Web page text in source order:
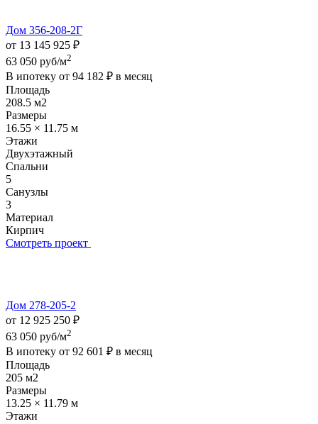
Дом 356-208-2Г
от 13 145 925 ₽
63 050 руб/м2
В ипотеку от 94 182 ₽ в месяц
Площадь
208.5 м2
Размеры
16.55 × 11.75 м
Этажи
Двухэтажный
Спальни
5
Санузлы
3
Материал
Кирпич
Смотреть проект
Дом 278-205-2
от 12 925 250 ₽
63 050 руб/м2
В ипотеку от 92 601 ₽ в месяц
Площадь
205 м2
Размеры
13.25 × 11.79 м
Этажи